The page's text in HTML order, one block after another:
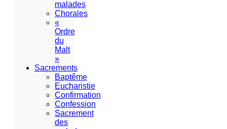
malades
Chorales
«
Ordre
du
Malt
»
Sacrements
Baptême
Eucharistie
Confirmation
Confession
Sacrement
des